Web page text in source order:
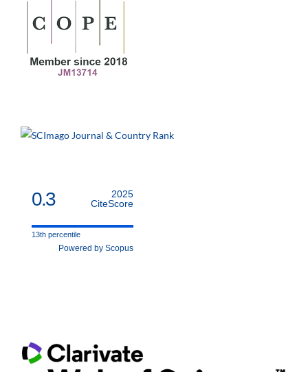
0.3
2025
CiteScore
13th percentile
Powered by Scopus